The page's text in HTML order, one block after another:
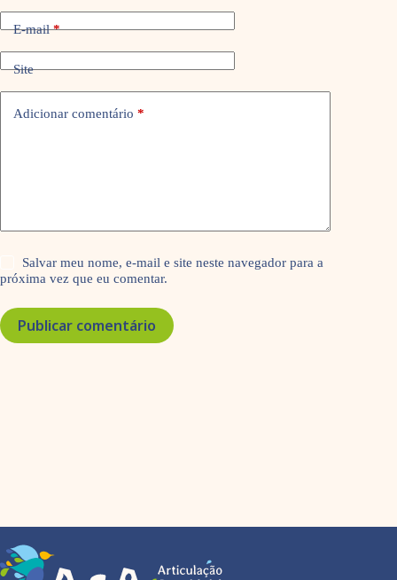
E-mail*
Site
Adicionar comentário *
Salvar meu nome, e-mail e site neste navegador para a
próxima vez que eu comentar.
Publicar comentário